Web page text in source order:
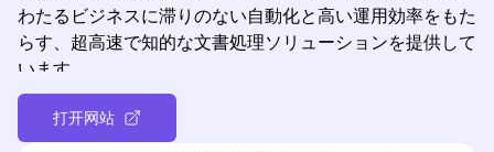
わたるビジネスに滞りのない自動化と高い運用効率をもた
らす、超高速で知的な文書処理ソリューションを提供して
います。
打开网站